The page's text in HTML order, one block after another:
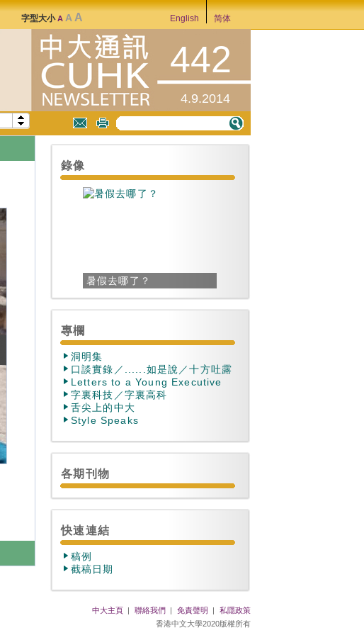
字型大小A A A English 简体
442
4.9.2014
錄像
暑假去哪了？
專欄
洞明集
口談實錄／......如是說／十方吐露
Letters to a Young Executive
字裏科技／字裏高科
舌尖上的中大
Style Speaks
各期刊物
快速連結
稿例
截稿日期
中大主頁 | 聯絡我們 | 免責聲明 |
私隱政策
香港中文大學2020版權所有